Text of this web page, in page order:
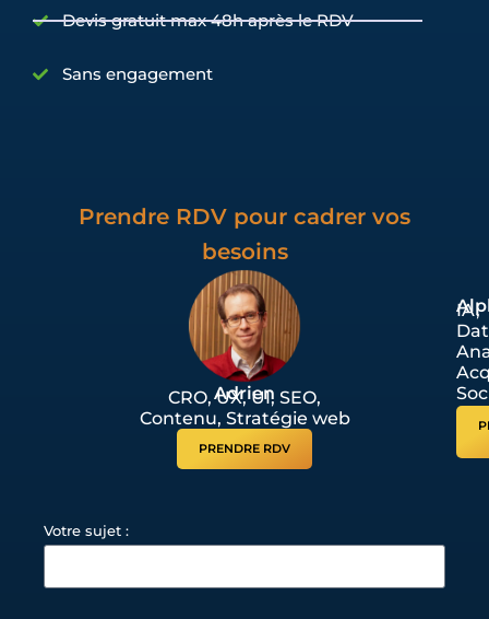
Devis gratuit max 48h après le RDV
Sans engagement
Prendre RDV pour cadrer vos
besoins
Adrien
CRO, UX, UI, SEO,
Contenu, Stratégie web
PRENDRE RDV
IA,
Votre sujet :